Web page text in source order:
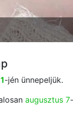
-jén ünnepeljük.
augusztus 7